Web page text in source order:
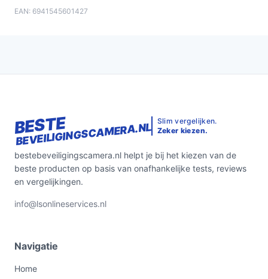
EAN: 6941545601427
BESTE
BEVEILIGINGSCAMERA.NL Slim vergelijken.
Zeker kiezen.
bestebeveiligingscamera.nl helpt je bij het kiezen van de
beste producten op basis van onafhankelijke tests, reviews
en vergelijkingen.
info@lsonlineservices.nl
Navigatie
Home